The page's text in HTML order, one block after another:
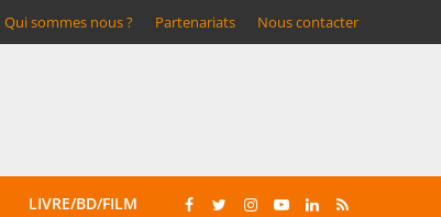
Qui sommes nous ? Partenariats Nous contacter
LIVRE/BD/FILM